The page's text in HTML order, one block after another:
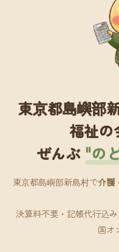
東京都島嶼部
福祉の
ぜんぶ "の
東京都島嶼部新島村で介護
決算料不要・記帳代行込
国オ